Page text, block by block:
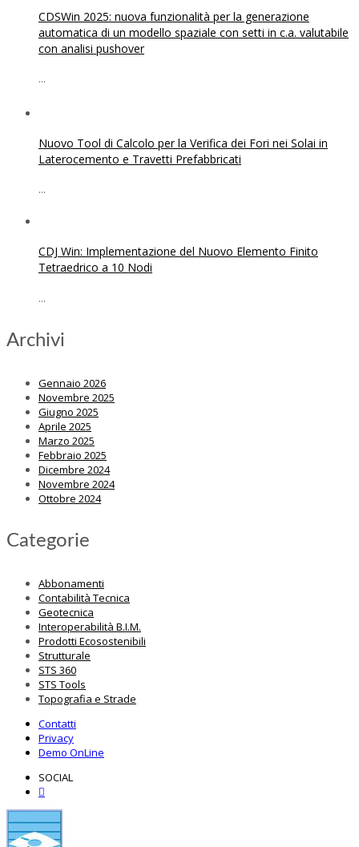
CDSWin 2025: nuova funzionalità per la generazione
automatica di un modello spaziale con setti in c.a. valutabile
con analisi pushover
...
Nuovo Tool di Calcolo per la Verifica dei Fori nei Solai in
Laterocemento e Travetti Prefabbricati
...
CDJ Win: Implementazione del Nuovo Elemento Finito
Tetraedrico a 10 Nodi
...
Archivi
Gennaio 2026
Novembre 2025
Giugno 2025
Aprile 2025
Marzo 2025
Febbraio 2025
Dicembre 2024
Novembre 2024
Ottobre 2024
Categorie
Abbonamenti
Contabilità Tecnica
Geotecnica
Interoperabilità B.I.M.
Prodotti Ecosostenibili
Strutturale
STS 360
STS Tools
Topografia e Strade
Contatti
Privacy
Demo OnLine
SOCIAL